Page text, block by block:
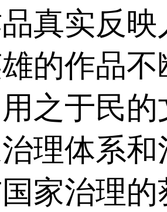
真实反
的作品
之于民
理体系
家治理